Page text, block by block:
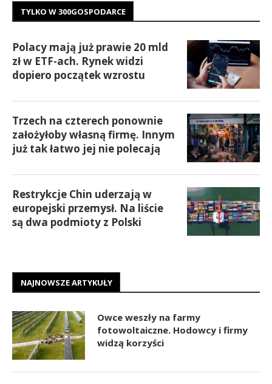
TYLKO W 300GOSPODARCE
Polacy mają już prawie 20 mld
zł w ETF-ach. Rynek widzi
dopiero początek wzrostu
Trzech na czterech ponownie
założyłoby własną firmę. Innym
już tak łatwo jej nie polecają
Restrykcje Chin uderzają w
europejski przemysł. Na liście
są dwa podmioty z Polski
NAJNOWSZE ARTYKUŁY
Owce weszły na farmy
fotowoltaiczne. Hodowcy i firmy
widzą korzyści